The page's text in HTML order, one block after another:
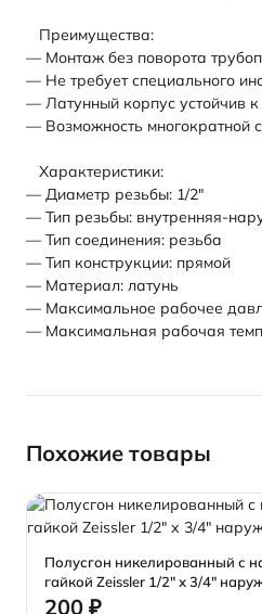
Преимущества:
— Монтаж без поворота
— Не требует специального
— Латунный корпус устойчив к
— Возможность многократной
Характеристики:
— Диаметр резьбы: 1/2"
— Тип резьбы: внутренняя-
— Тип соединения: резьба
— Тип конструкции: прямой
— Материал: латунь
— Максимальное рабочее
— Максимальная рабочая
Похожие товары
Полусгон никелированный с
гайкой Zeissler 1/2" х 3/4"
200 ₽